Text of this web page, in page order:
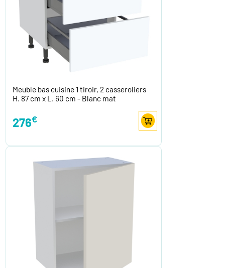
Meuble bas cuisine 1 tiroir, 2 casseroliers
H. 87 cm x L. 60 cm - Blanc mat
276€